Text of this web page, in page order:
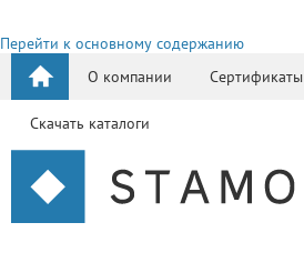
Перейти к основному содержанию
О компании
Сертификаты
Скачать каталоги